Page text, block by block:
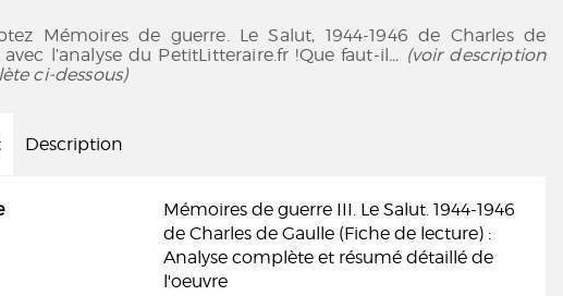
Mémoires de guerre. Le Salut, 1944-1946 de Charles de
avec l’analyse du PetitLitteraire.fr !Que faut-il... (voir description
ci-dessous)
Description
Mémoires de guerre III. Le Salut. 1944-1946
de Charles de Gaulle (Fiche de lecture) :
Analyse complète et résumé détaillé de
l'oeuvre